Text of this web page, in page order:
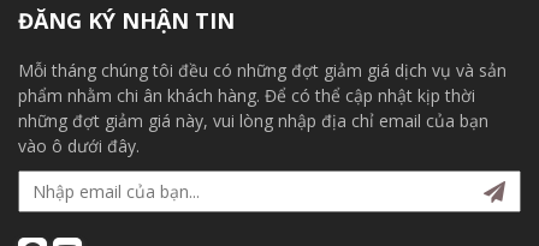
ĐĂNG KÝ NHẬN TIN
Mỗi tháng chúng tôi đều có những đợt giảm giá dịch vụ và sản
phẩm nhằm chi ân khách hàng. Để có thể cập nhật kịp thời
những đợt giảm giá này, vui lòng nhập địa chỉ email của bạn
vào ô dưới đây.